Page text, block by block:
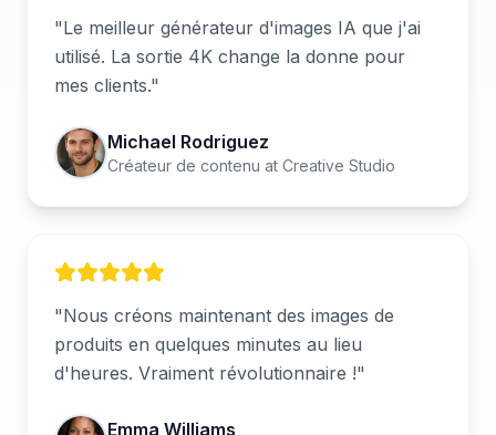
"Le meilleur générateur d'images IA que j'ai
utilisé. La sortie 4K change la donne pour
mes clients."
Michael Rodriguez
Créateur de contenu at Creative Studio
"Nous créons maintenant des images de
produits en quelques minutes au lieu
d'heures. Vraiment révolutionnaire !"
Emma Williams